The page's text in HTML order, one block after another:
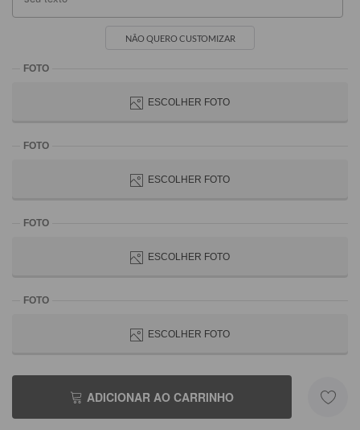
NÃO QUERO CUSTOMIZAR
ESCOLHER FOTO
ESCOLHER FOTO
ESCOLHER FOTO
ESCOLHER FOTO
ADICIONAR AO CARRINHO